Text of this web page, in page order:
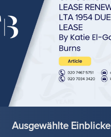
Ausgewählte Einblicke